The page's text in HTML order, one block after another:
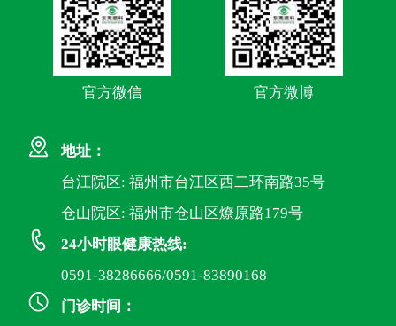
官方微信 官方微博
地址：
台江院区: 福州市台江区西二环南路35号
仓山院区: 福州市仓山区燎原路179号
24小时眼健康热线:
0591-38286666/0591-83890168
门诊时间：